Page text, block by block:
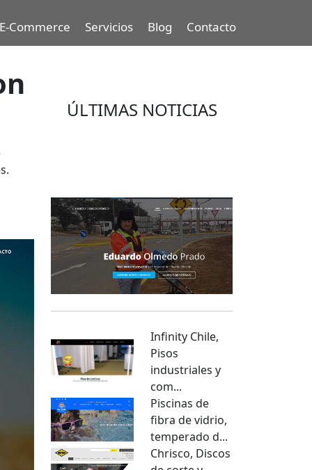
E-Commerce Servicios Blog Contacto
ÚLTIMAS NOTICIAS
Infinity Chile,
Pisos
industriales y
com...
Piscinas de
fibra de vidrio,
temperado d...
Chrisco, Discos